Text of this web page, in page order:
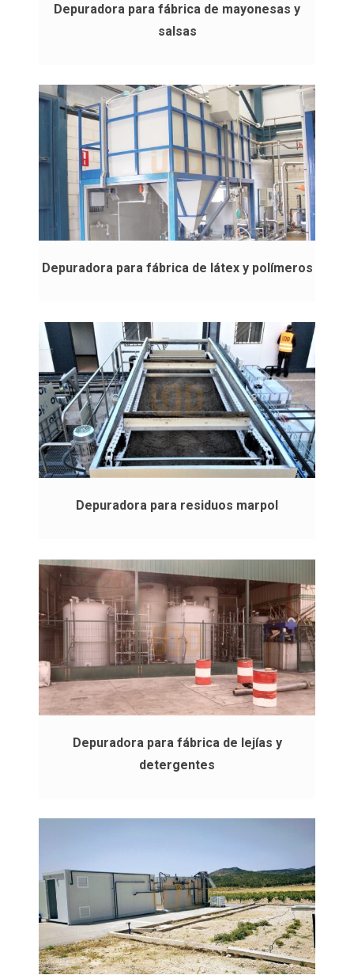
Depuradora para fábrica de mayonesas y
salsas
Depuradora para fábrica de látex y polímeros
Depuradora para residuos marpol
Depuradora para fábrica de lejías y
detergentes